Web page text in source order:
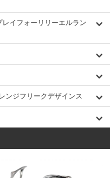
レイフォーリリーエルラン
ンジフリークデザインス